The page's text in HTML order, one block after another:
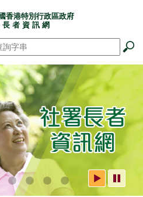
香港特別行政區政府
者 資 訊 網